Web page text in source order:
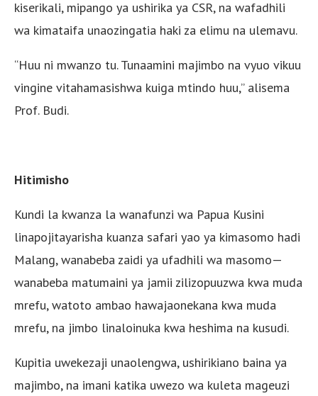
kiserikali, mipango ya ushirika ya CSR, na wafadhili
wa kimataifa unaozingatia haki za elimu na ulemavu.
“Huu ni mwanzo tu. Tunaamini majimbo na vyuo vikuu
vingine vitahamasishwa kuiga mtindo huu,” alisema
Prof. Budi.
Hitimisho
Kundi la kwanza la wanafunzi wa Papua Kusini
linapojitayarisha kuanza safari yao ya kimasomo hadi
Malang, wanabeba zaidi ya ufadhili wa masomo—
wanabeba matumaini ya jamii zilizopuuzwa kwa muda
mrefu, watoto ambao hawajaonekana kwa muda
mrefu, na jimbo linaloinuka kwa heshima na kusudi.
Kupitia uwekezaji unaolengwa, ushirikiano baina ya
majimbo, na imani katika uwezo wa kuleta mageuzi